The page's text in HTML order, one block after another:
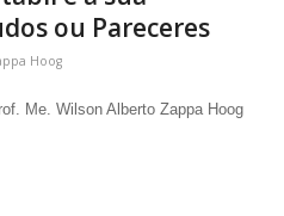
ou Pareceres
Hoog
Me. Wilson Alberto Zappa Hoog